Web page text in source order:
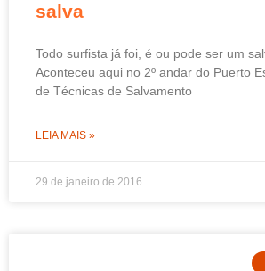
salva
Todo surfista já foi, é ou pode ser um
Aconteceu aqui no 2º andar do Puerto
de Técnicas de Salvamento
LEIA MAIS »
29 de janeiro de 2016